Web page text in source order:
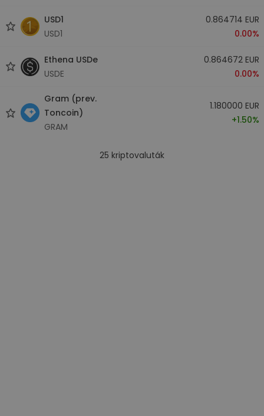
USD1
USD1
0.864714 EUR
0.00%
Ethena USDe
USDE
0.864672 EUR
0.00%
Gram (prev.
Toncoin)
GRAM
1.180000 EUR
+1.50%
25 kriptovaluták